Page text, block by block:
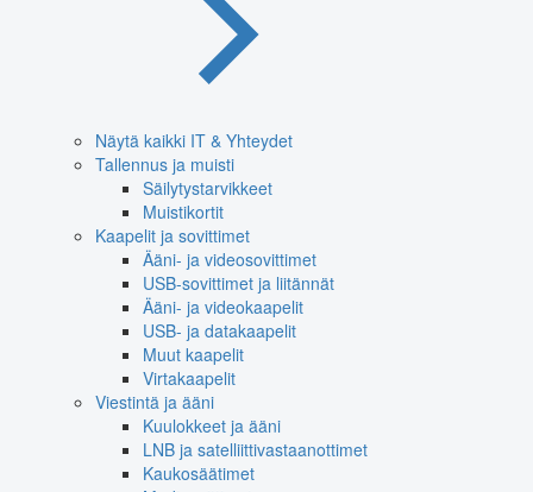
Näytä kaikki IT & Yhteydet
Tallennus ja muisti
Säilytystarvikkeet
Muistikortit
Kaapelit ja sovittimet
Ääni- ja videosovittimet
USB-sovittimet ja liitännät
Ääni- ja videokaapelit
USB- ja datakaapelit
Muut kaapelit
Virtakaapelit
Viestintä ja ääni
Kuulokkeet ja ääni
LNB ja satelliittivastaanottimet
Kaukosäätimet